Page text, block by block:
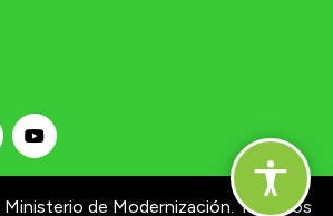
de Modernización. Términos